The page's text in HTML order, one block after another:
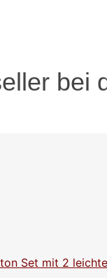
bei
Set mit 2